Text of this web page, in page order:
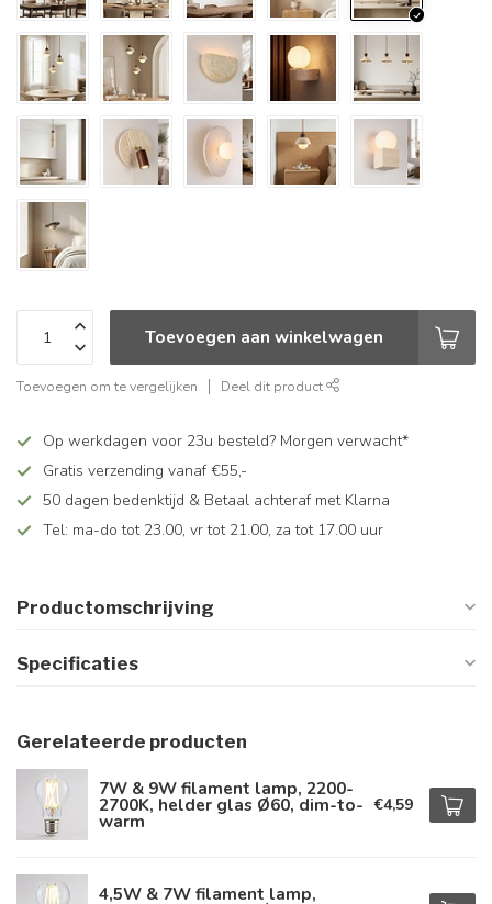
Toevoegen aan winkelwagen
Toevoegen om te vergelijken Deel dit product
Op werkdagen voor 23u besteld? Morgen verwacht*
Gratis verzending vanaf €55,-
50 dagen bedenktijd & Betaal achteraf met Klarna
Tel: ma-do tot 23.00, vr tot 21.00, za tot 17.00 uur
Productomschrijving
Specificaties
Gerelateerde producten
7W & 9W filament lamp, 2200-
2700K, helder glas Ø60, dim-to-
warm
€4,59
4,5W & 7W filament lamp,